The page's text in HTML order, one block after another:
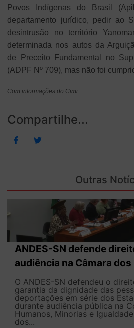
Povos Indígenas do Brasil
departamento jurídico, pedir ao
desintrusão no território
determinada nos autos da
de Preceito Fundamental no
(ADPF Nº 709), mas não foi
Com informações do Cimi
Compartilhe...
Outras
ANDES-SN defende
audiência na Câmara
O ANDES-SN defendeu o
garantia da dignidade das
deportações em série dos
durante audiência pública na
Humanos, Minorias e
dos...